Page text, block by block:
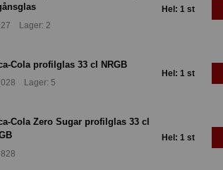
Lager: 2
Hel: 1 st
Cola profilglas 33 cl NRGB
Lager: 5
Hel: 1 st
Cola Zero Sugar profilglas 33 cl
Hel: 1 st